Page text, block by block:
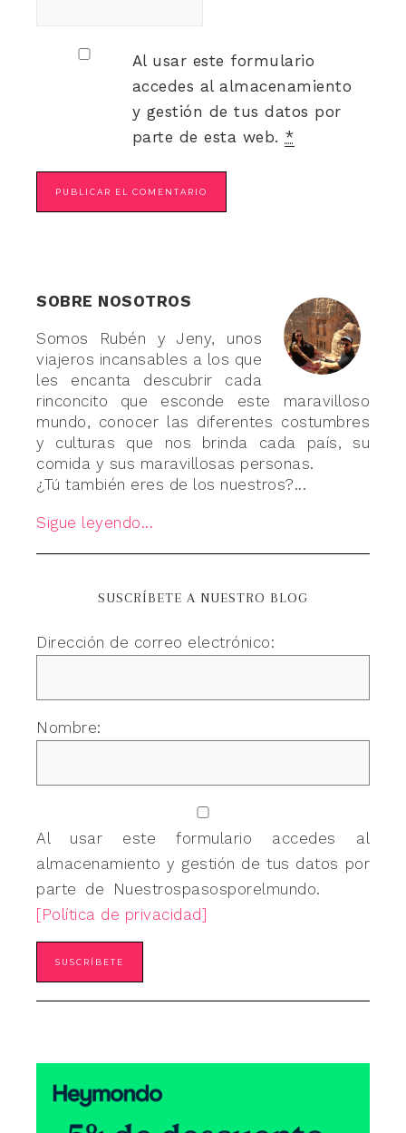
Al usar este formulario
accedes al almacenamiento
y gestión de tus datos por
parte de esta web. *
SOBRE NOSOTROS
Somos Rubén y Jeny, unos
viajeros incansables a los que
les encanta descubrir cada
rinconcito que esconde este maravilloso
mundo, conocer las diferentes costumbres
y culturas que nos brinda cada país, su
comida y sus maravillosas personas.
¿Tú también eres de los nuestros?...
Sigue leyendo...
SUSCRÍBETE A NUESTRO BLOG
Dirección de correo electrónico:
Nombre:
Al usar este formulario accedes al
almacenamiento y gestión de tus datos por
parte de Nuestrospasosporelmundo.
[Política de privacidad]